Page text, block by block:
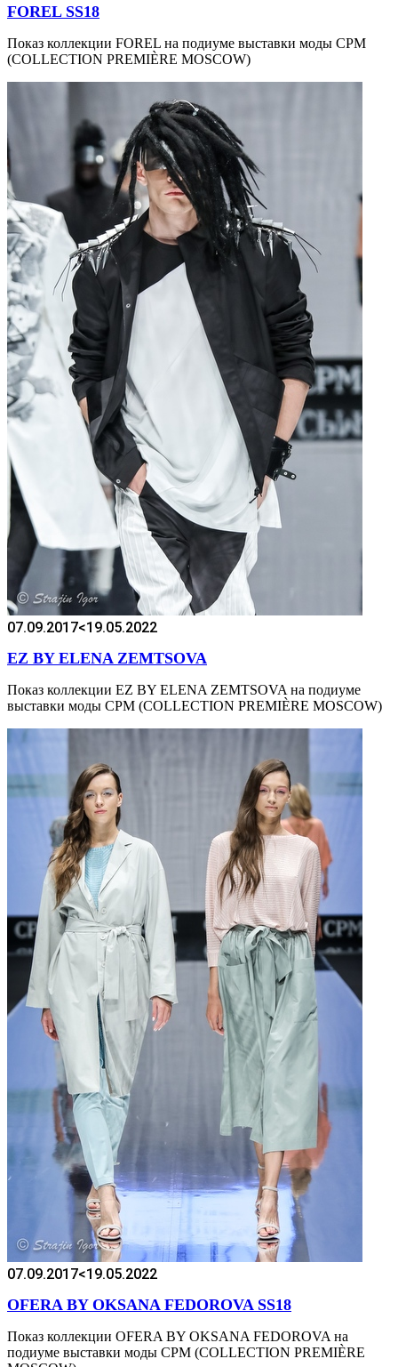
FOREL SS18
Показ коллекции FOREL на подиуме выставки моды CPM
(COLLECTION PREMIÈRE MOSCOW)
07.09.2017<19.05.2022
EZ BY ELENA ZEMTSOVA
Показ коллекции EZ BY ELENA ZEMTSOVA на подиуме
выставки моды CPM (COLLECTION PREMIÈRE MOSCOW)
07.09.2017<19.05.2022
OFERA BY OKSANA FEDOROVA SS18
Показ коллекции OFERA BY OKSANA FEDOROVA на
подиуме выставки моды CPM (COLLECTION PREMIÈRE